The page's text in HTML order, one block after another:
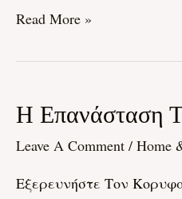
Κατάστημα
Όλα
Εργαλεία
Σας
Read More »
Η Επανάσταση
Leave A Comment / Home
Εξερευνήστε Τον
Η
Επανάσταση
Εργαλείων: